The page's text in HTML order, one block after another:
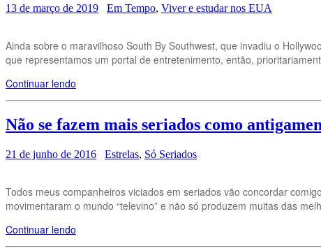
13 de março de 2019 Em Tempo, Viver e estudar nos EUA
Ainda sobre o maravilhoso South By Southwest, que invadiu o
que representamos um portal de entretenimento, então,
Continuar lendo
Não se fazem mais seriados como
21 de junho de 2016 Estrelas, Só Seriados
Todos meus companheiros viciados em seriados vão concordar
movimentaram o mundo “televino” e não só produzem muitas das
Continuar lendo